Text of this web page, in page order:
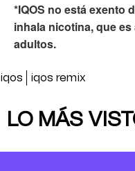
*IQOS no está exento
inhala nicotina, que
adultos.
iqos iqos remix
LO MÁS